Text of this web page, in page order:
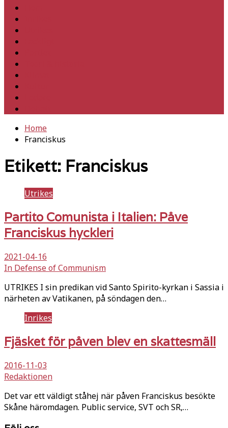
Home
Franciskus
Etikett: Franciskus
Utrikes
Partito Comunista i Italien: Påve
Franciskus hyckleri
2021-04-16
In Defense of Communism
UTRIKES I sin predikan vid Santo Spirito-kyrkan i Sassia i
närheten av Vatikanen, på söndagen den…
Inrikes
Fjäsket för påven blev en skattesmäll
2016-11-03
Redaktionen
Det var ett väldigt ståhej när påven Franciskus besökte
Skåne häromdagen. Public service, SVT och SR,…